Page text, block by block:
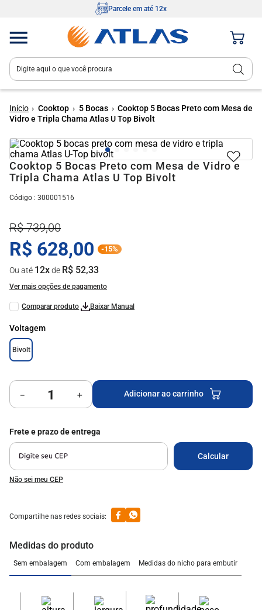
Parcele em até 12x
Digite aqui o que você procura
Cooktop 5 Bocas
Cooktop 5 Bocas Preto com Mesa de
Vidro e Tripla Chama Atlas U Top Bivolt
Cooktop 5 Bocas Preto com Mesa de Vidro e
Tripla Chama Atlas U Top Bivolt
: 300001516
R$ 739,00
R$ 628,00 -15%
Ou até 12xde R$ 52,33
Ver mais opções de pagamento
Baixar Manual
Voltagem
Bivolt
＋
－ Adicionar ao carrinho
Não sei meu CEP
Medidas do produto
Sem embalagem Com embalagem Medidas do nicho para embutir
1º fogão 4 bocas
3º tropical
4º cooktop
7º fogão
8º agile up
9º milão
10º mesa vidro